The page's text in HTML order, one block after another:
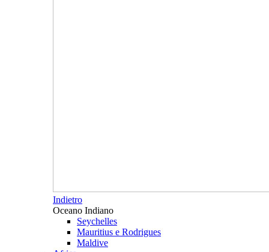
Indietro
Oceano Indiano
Seychelles
Mauritius e Rodrigues
Maldive